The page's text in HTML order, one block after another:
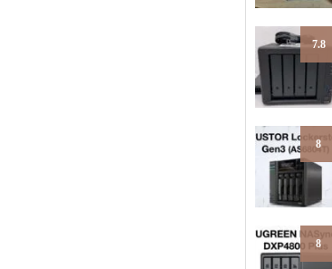
7.8
8
8